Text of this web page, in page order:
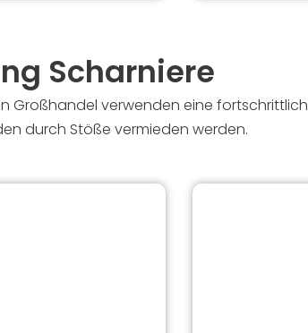
Scharniere
Großhandel verwenden eine
durch Stöße vermieden werden.